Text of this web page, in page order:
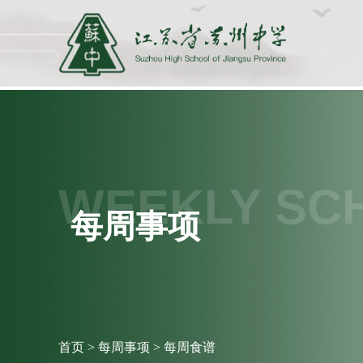
WEEKLY
每周事项
首页 > 每周事项 > 每周食谱